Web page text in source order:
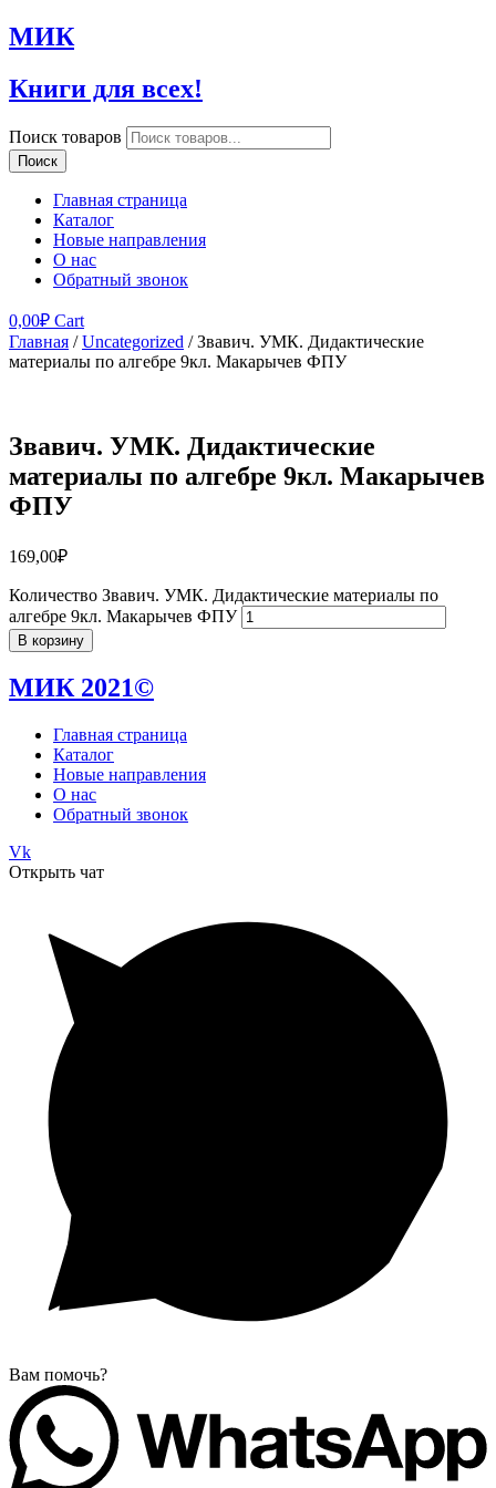
МИК
Книги для всех!
Поиск товаров
Поиск
Главная страница
Каталог
Новые направления
О нас
Обратный звонок
0,00₽ Cart
Главная /Uncategorized / Звавич. УМК. Дидактические
материалы по алгебре 9кл. Макарычев ФПУ
Звавич. УМК. Дидактические
материалы по алгебре 9кл. Макарычев
ФПУ
169,00₽
Количество Звавич. УМК. Дидактические материалы по
алгебре 9кл. Макарычев ФПУ
В корзину
МИК 2021©
Главная страница
Каталог
Новые направления
О нас
Обратный звонок
Vk
Открыть чат
Вам помочь?